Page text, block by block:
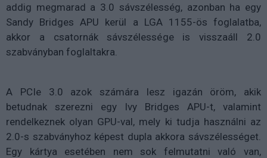
addig megmarad a 3.0 sávszélesség, azonban ha egy
Sandy Bridges APU kerül a LGA 1155-ös foglalatba,
akkor a csatornák sávszélessége is visszaáll 2.0
szabványban foglaltakra.
A PCIe 3.0 azok számára lesz igazán öröm, akik
betudnak szerezni egy Ivy Bridges APU-t, valamint
rendelkeznek olyan GPU-val, mely ki tudja használni az
2.0-s szabványhoz képest dupla akkora sávszélességet.
Egy kártya esetében nem sok felmutatni való van,